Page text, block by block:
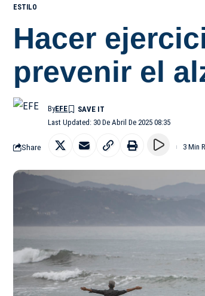
ESTILO
Hacer
prevenir el
Last Updated: 30 De Abril De 2025 08:35
ByEFE
Share 3 Min